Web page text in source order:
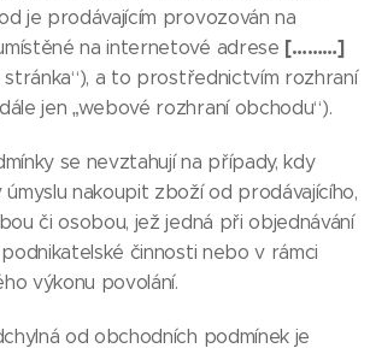
je prodávajícím provozován na
na internetové adrese [………]
stránka“), a to prostřednictvím rozhraní
jen „webové rozhraní obchodu“).
se nevztahují na případy, kdy
nakoupit zboží od prodávajícího,
či osobou, jež jedná při objednávání
činnosti nebo v rámci
výkonu povolání.
od obchodních podmínek je